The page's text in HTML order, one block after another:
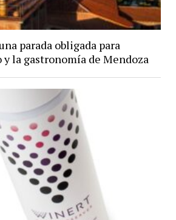
parada obligada para
la gastronomía de Mendoza